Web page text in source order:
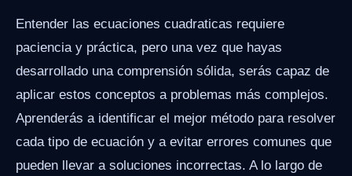
Entender las ecuaciones cuadraticas requiere
paciencia y práctica, pero una vez que hayas
desarrollado una comprensión sólida, serás capaz de
aplicar estos conceptos a problemas más complejos.
Aprenderás a identificar el mejor método para resolver
cada tipo de ecuación y a evitar errores comunes que
pueden llevar a soluciones incorrectas. A lo largo de